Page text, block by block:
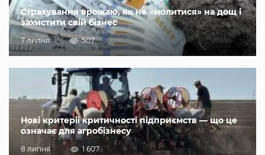
Страхування врожаю, як не «молитися» на дощ і
захистити свій бізнес
7 липня 507
Нові критерії критичності підприємств — що це
означає для агробізнесу
8 липня 1 607